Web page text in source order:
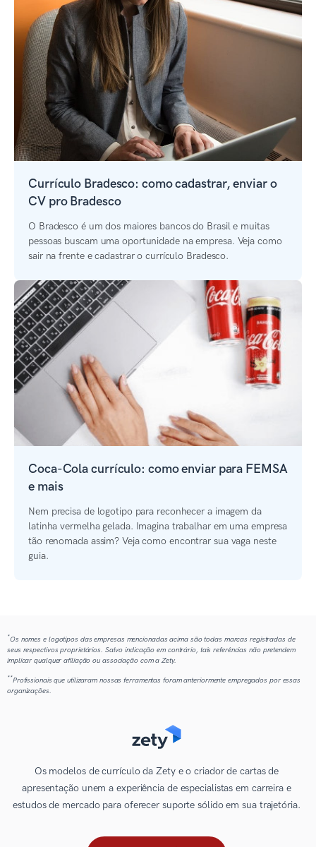
Currículo Bradesco: como cadastrar, enviar o
CV pro Bradesco
O Bradesco é um dos maiores bancos do Brasil e muitas
pessoas buscam uma oportunidade na empresa. Veja como
sair na frente e cadastrar o currículo Bradesco.
Coca-Cola currículo: como enviar para FEMSA
e mais
Nem precisa de logotipo para reconhecer a imagem da
latinha vermelha gelada. Imagina trabalhar em uma empresa
tão renomada assim? Veja como encontrar sua vaga neste
guia.
*Os nomes e logotipos das empresas mencionadas acima são todas marcas registradas de
seus respectivos proprietários. Salvo indicação em contrário, tais referências não pretendem
implicar qualquer afiliação ou associação com a Zety.
**Profissionais que utilizaram nossas ferramentas foram anteriormente empregados por essas
organizações.
Os modelos de currículo da Zety e o criador de cartas de
apresentação unem a experiência de especialistas em carreira e
estudos de mercado para oferecer suporte sólido em sua trajetória.